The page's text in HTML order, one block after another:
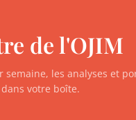
de l'OJIM
semaine, les analyses et
votre boîte.